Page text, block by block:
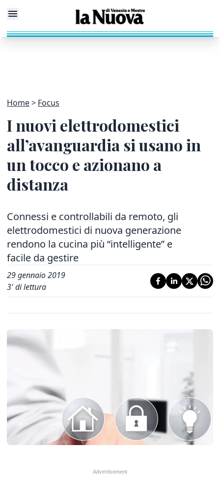
Home Focus
I nuovi elettrodomestici
all’avanguardia si usano in
un tocco e azionano a
distanza
Connessi e controllabili da remoto, gli
elettrodomestici di nuova generazione
rendono la cucina più “intelligente” e
facile da gestire
29 gennaio 2019
3' di lettura